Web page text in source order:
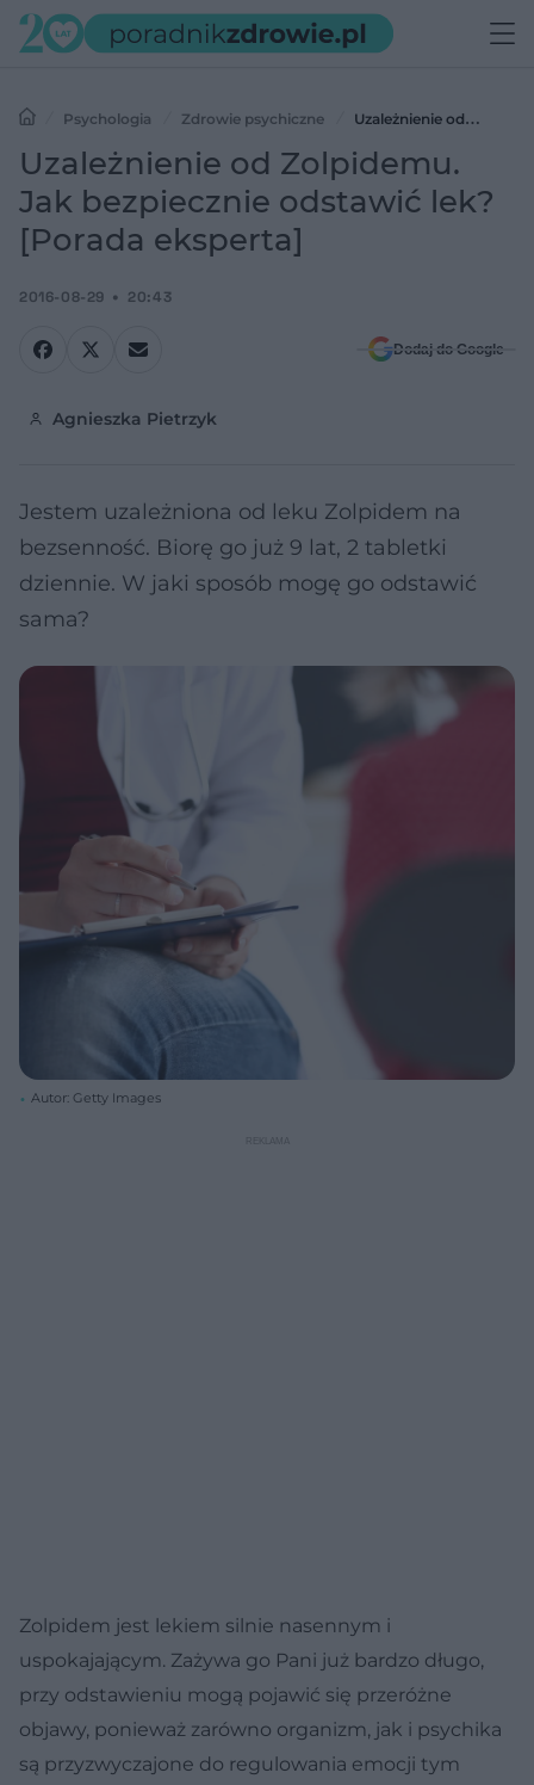
Psychologia Zdrowie psychiczne
Uzależnienie od
Zolpidemu. Jak bezpiecznie odstawić lek? [Porada eksperta]
Uzależnienie od Zolpidemu.
Jak bezpiecznie odstawić lek?
[Porada eksperta]
2016-08-29 20:43
Dodaj do Google
Agnieszka Pietrzyk
Jestem uzależniona od leku Zolpidem na
bezsenność. Biorę go już 9 lat, 2 tabletki
dziennie. W jaki sposób mogę go odstawić
sama?
Autor: Getty Images
Zolpidem jest lekiem silnie nasennym i
uspokajającym. Zażywa go Pani już bardzo długo,
przy odstawieniu mogą pojawić się przeróżne
objawy, ponieważ zarówno organizm, jak i psychika
są przyzwyczajone do regulowania emocji tym